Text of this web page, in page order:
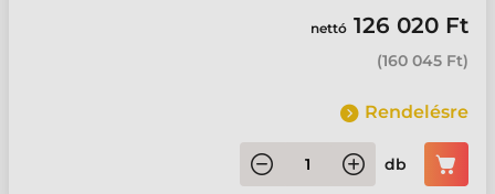
nettó 126 020 Ft
(160 045 Ft)
Rendelésre
db